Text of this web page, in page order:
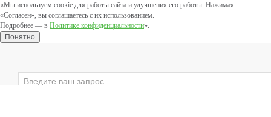
«Мы используем cookie для работы сайта и улучшения его работы. Нажимая
«Согласен», вы соглашаетесь с их использованием.
Подробнее — в Политике конфиденциальности».
Понятно